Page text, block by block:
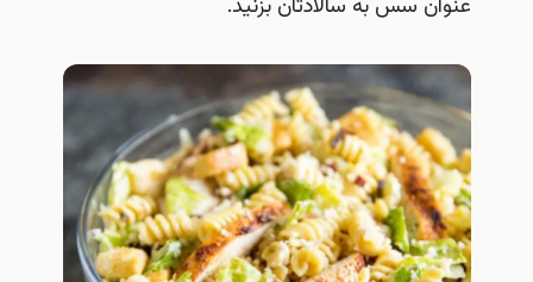
عنوان سس به سالادتان بزنید.